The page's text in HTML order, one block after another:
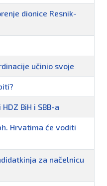
dionice Resnik-
učinio svoje
BiH i SBB-a
Hrvatima će voditi
za načelnicu